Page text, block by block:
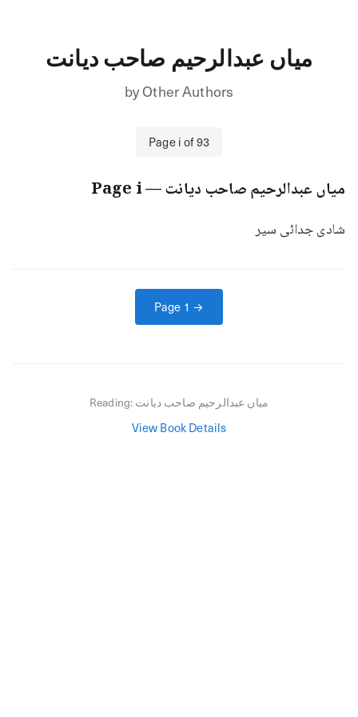
میاں عبدالرحیم صاحب دیانت
byOther Authors
Pageiof93
میاں عبدالرحیم صاحب دیانت— Page
i
شادی جدائی سیر
Page 1 →
Reading:میاں عبدالرحیم صاحب دیانت
View Book Details